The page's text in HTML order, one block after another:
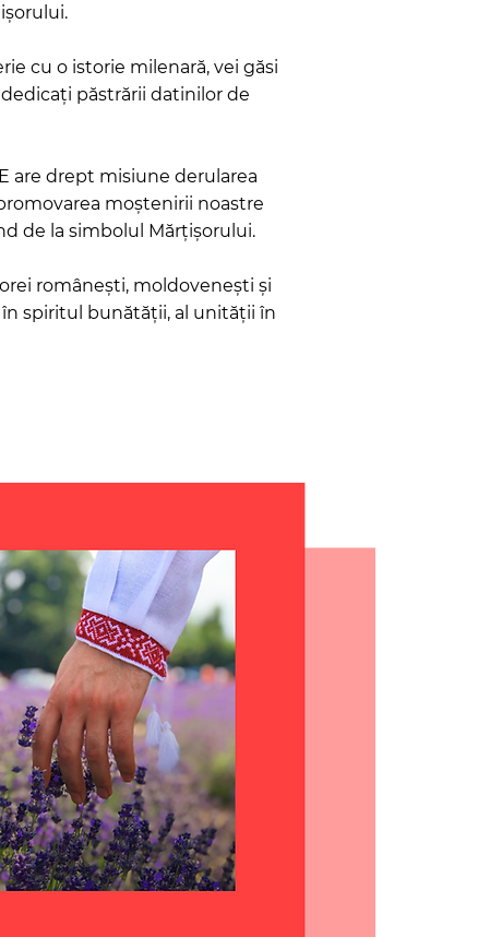
cu o istorie milenară, vei găsi
păstrării datinilor de
are drept misiune derularea
moștenirii noastre
de la simbolul Mărțișorului.
românești, moldovenești și
în spiritul bunătății, al unității în